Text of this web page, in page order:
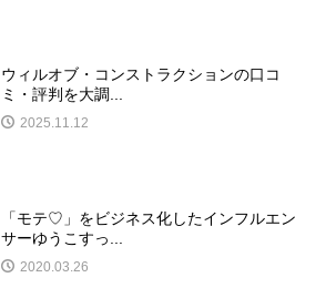
ウィルオブ・コンストラクションの口コ
ミ・評判を大調...
2025.11.12
「モテ♡」をビジネス化したインフルエン
サーゆうこすっ...
2020.03.26